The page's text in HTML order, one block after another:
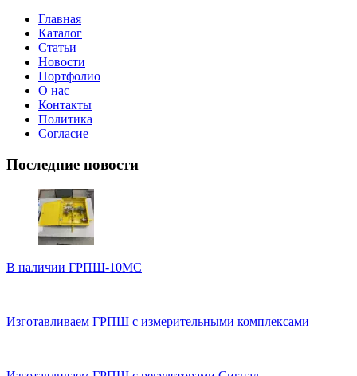
Главная
Каталог
Статьи
Новости
Портфолио
О нас
Контакты
Политика
Согласие
Последние новости
В наличии ГРПШ-10МС
Изготавливаем ГРПШ с измерительными комплексами